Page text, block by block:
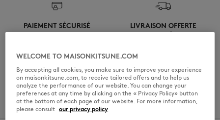
PAIEMENT SÉCURISÉ
Visa, Paypal, Mastercard, ApplePay,
LIVRAISON OFFERTE
à partir de $‌18.00
RETOURS GRATUITS
sous 30 jours
SERVICE CLIENT
Du lundi au vendredi 10h-13h/14h-
18h - Fermé les jours fériés
WELCOME TO MAISONKITSUNE.COM
By accepting all cookies, you make sure to improve your experience
on maisonkitsune.com, to receive tailored offers and to help us
analyze the performance of our website. You can change your
preferences at any time by clicking on the « Privacy Policy» button
at the bottom of each page of our website. For more information,
please consult our privacy policy